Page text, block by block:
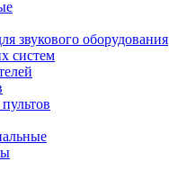
звукового оборудования
систем